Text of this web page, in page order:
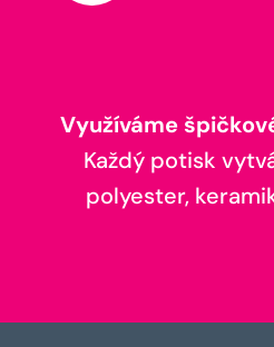
Využíváme
Každý potisk
polyester,